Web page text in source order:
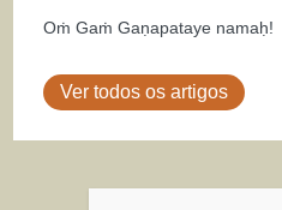
Oṁ Gaṁ Gaṇapataye namaḥ!
Ver todos os artigos